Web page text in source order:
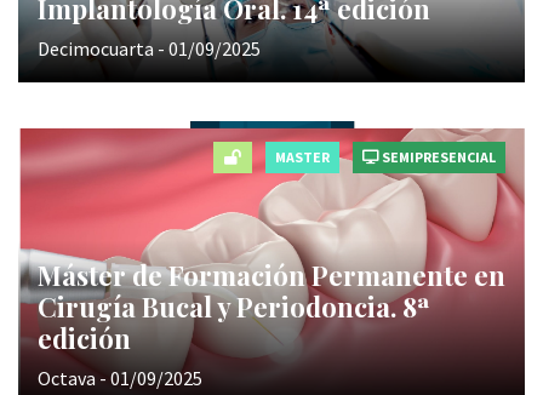
Implantología Oral. 14ª edición
Decimocuarta - 01/09/2025
MASTER SEMIPRESENCIAL
Máster de Formación Permanente en
Cirugía Bucal y Periodoncia. 8ª
edición
Octava - 01/09/2025